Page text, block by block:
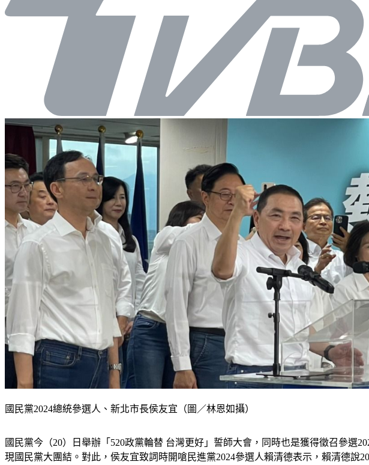
國民黨2024總統參選人、新北市長侯友宜（圖／林恩如攝）
國民黨今（20）日舉辦「520政黨輪替 台灣更好」誓師大會，同時也是獲得徵召參
現國民黨大團結。對此，侯友宜致詞時開嗆民進黨2024參選人賴清德表示，賴清德